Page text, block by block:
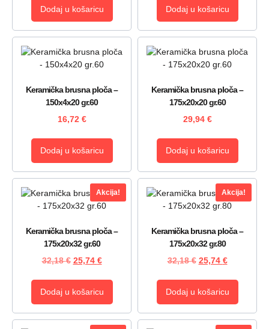
Dodaj u košaricu Dodaj u košaricu
Keramička brusna ploča –
150x4x20 gr.60
16,72 €
Dodaj u košaricu
Keramička brusna ploča –
175x20x20 gr.60
29,94 €
Dodaj u košaricu
Akcija!
Keramička brusna ploča –
175x20x32 gr.60
32,18€ 25,74 €
Dodaj u košaricu
Akcija!
Keramička brusna ploča –
175x20x32 gr.80
32,18€ 25,74 €
Dodaj u košaricu